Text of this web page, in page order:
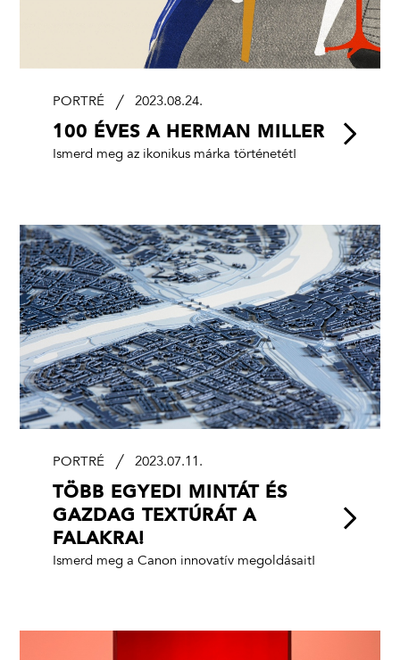
PORTRÉ 2023.08.24.
100 ÉVES A HERMAN MILLER
Ismerd meg az ikonikus márka történetét!
PORTRÉ 2023.07.11.
TÖBB EGYEDI MINTÁT ÉS
GAZDAG TEXTÚRÁT A
FALAKRA!
Ismerd meg a Canon innovatív megoldásait!